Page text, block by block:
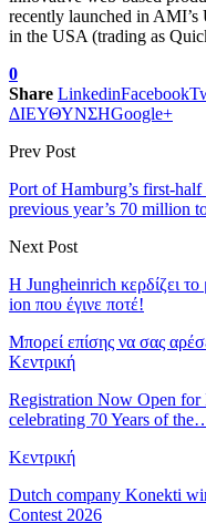
recently launched in AMI’s
in the USA (trading as
0
Share LinkedinFacebook
ΔΙΕΥΘΥΝΣΗGoogle+
Prev Post
Port of Hamburg’s first-
previous year’s 70 million
Next Post
H Jungheinrich κερδίζει
ion που έγινε ποτέ!
Μπορεί επίσης να σας
Κεντρική
Registration Now Open
celebrating 70 Years of
Κεντρική
Dutch company Konekti
Contest 2026